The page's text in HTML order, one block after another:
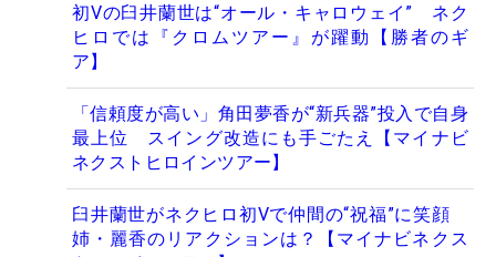
初Vの臼井蘭世は“オール・キャロウェイ” ネク
ヒロでは『クロムツアー』が躍動【勝者のギ
ア】
「信頼度が高い」角田夢香が“新兵器”投入で自身
最上位 スイング改造にも手ごたえ【マイナビ
ネクストヒロインツアー】
臼井蘭世がネクヒロ初Vで仲間の“祝福”に笑顔
姉・麗香のリアクションは？【マイナビネクス